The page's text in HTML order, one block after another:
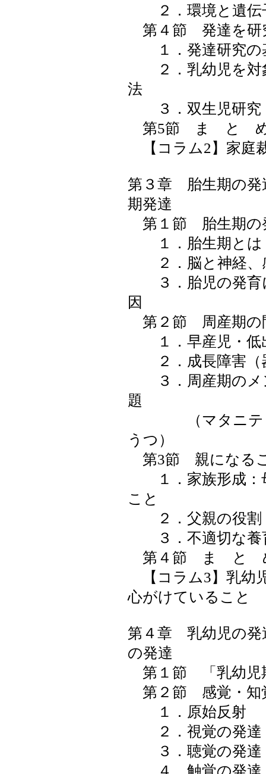
２．環境と遺伝
第４節 発達を研
１．発達研究の
２．乳幼児を対
法
３．双生児研究
第5節 ま と
【コラム2】家庭
第３章 胎生期の発
期発達
第１節 胎生期の
１．胎生期とは
２．脳と神経、
３．胎児の発育
因
第２節 周産期の
１．早産児・低
２．成長障害（
３．周産期のメ
題
（マタニティ
うつ）
第3節 親になる
１．家族形成：
こと
２．父親の役割
３．不適切な養
第４節 ま と
【コラム3】乳幼
心がけていること
第４章 乳幼児の
の発達
第１節 「乳幼児
第２節 感覚・知
１．原始反射
２．視覚の発達
３．聴覚の発達